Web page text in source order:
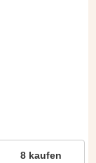
8 kaufen